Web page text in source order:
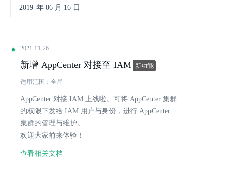
2019 年 06 月 16 日
2021-11-26
新增 AppCenter 对接至 IAM 新功能
适用范围：全局
AppCenter 对接 IAM 上线啦。可将 AppCenter 集群
的权限下发给 IAM 用户与身份，进行 AppCenter
集群的管理与维护。
欢迎大家前来体验！
查看相关文档